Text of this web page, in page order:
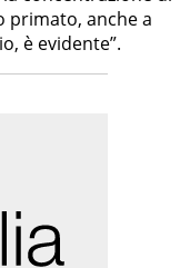
primato, anche a
è evidente”.